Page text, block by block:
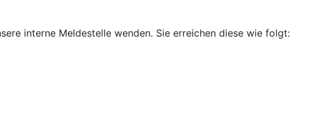
interne Meldestelle wenden. Sie erreichen diese wie folgt: